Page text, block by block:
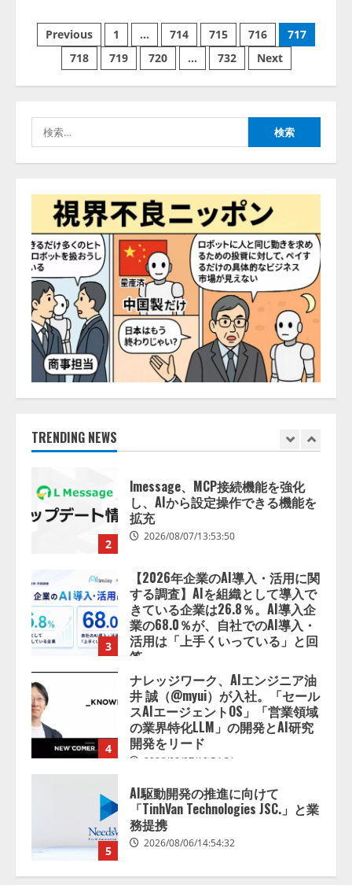
式
社
MyStandard、
ソ
フ
ン
世
代
ー
ジ
ェ
ン
ト
『satto』
の
公
式
ゴ
ー
ル
ド
エ
バ
ン
ジ
ェ
ス
就
任
投
の
ペ
ー
ジ
送
り
Previous 1 … 714 715 716
717
718
719 720 … 732 Next
索:
TRENDING NEWS
活用は「上手くいっている」と回
答
2026/08/07/13:53:50
ナレッジワーク、AIエンジニア油
井 誠（@myui）が入社。「セール
の業界特化LLM」の開発とAI研究
5
「TinhVan Technologies JSC.」と業
務提携
2026/08/06/14:54:32
1
【開催報告】次世代AIプラットフ
ォーム「TAIZA」および新サービ
スに関する記者発表会を開催
2026/08/07/17:53:45
2
lmessage、MCP接続機能を強化
し、AIから設定操作できる機能を
3
【2026年企業のAI導入・活用に関
する調査】AIを組織として導入で
きている企業は26.8％。AI導入企
業の68.0％が、自社でのAI導入・
活用は「上手くいっている」と回
2026/08/07/13:53:50
4
ナレッジワーク、AIエンジニア油
井 誠（@myui）が入社。「セール
スAIエージェントOS」「営業領域
の業界特化LLM」の開発とAI研究
開発をリード
5
AI駆動開発の推進に向けて
「TinhVan Technologies JSC.」と業
務提携
2026/08/06/14:54:32
1
【開催報告】次世代AIプラットフ
ォーム「TAIZA」および新サービ
スに関する記者発表会を開催
2026/08/07/17:53:45